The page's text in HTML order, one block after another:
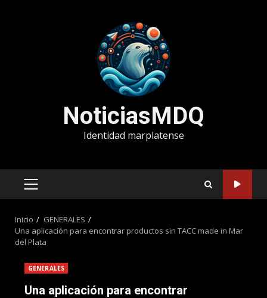
NoticiasMDQ
Identidad marplatense
MENÚ
Inicio
GENERALES
Una aplicación para encontrar productos sin TACC made in Mar
del Plata
GENERALES
Una aplicación para encontrar